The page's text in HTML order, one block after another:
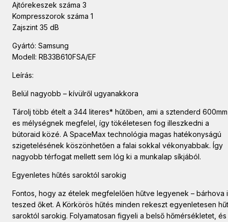
Ajtórekeszek száma 3
Kompresszorok száma 1
Zajszint 35 dB
Gyártó: Samsung
Modell: RB33B610FSA/EF
Leírás:
Belül nagyobb – kívülről ugyanakkora
Tárolj több ételt a 344 literes* hűtőben, ami a sztenderd
es mélységnek megfelel, így tökéletesen fog illeszkedni a
bútoraid közé. A SpaceMax technológia magas hatékonyságú
szigetelésének köszönhetően a falai sokkal vékonyabbak. Így
nagyobb térfogat mellett sem lóg ki a munkalap síkjából.
Egyenletes hűtés saroktól sarokig
Fontos, hogy az ételek megfelelően hűtve legyenek – bárhova
teszed őket. A Körkörös hűtés minden rekeszt egyenletesen
saroktól sarokig. Folyamatosan figyeli a belső hőmérsékletet, és